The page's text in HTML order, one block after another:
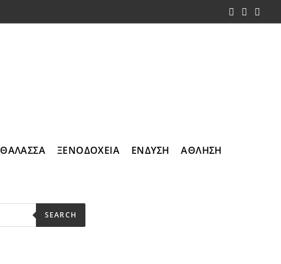
ΘΑΛΑΣΣΑ ΞΕΝΟΔΟΧΕΙΑ ΕΝΔΥΣΗ ΑΘΛΗΣΗ
SEARCH